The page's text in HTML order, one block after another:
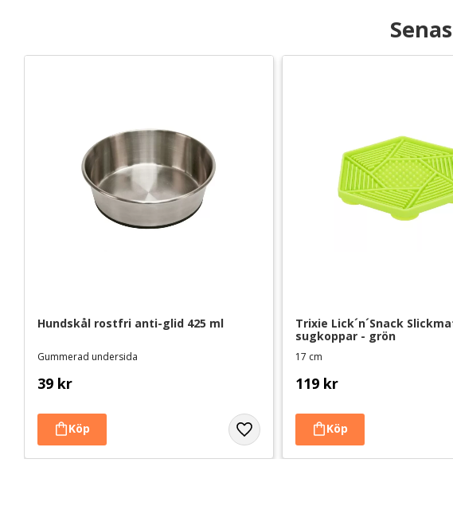
Hundskål rostfri anti-glid 425 ml
Gummerad undersida
39 kr
Trixie Lick´n´Snack
sugkoppar - grön
17 cm
119 kr